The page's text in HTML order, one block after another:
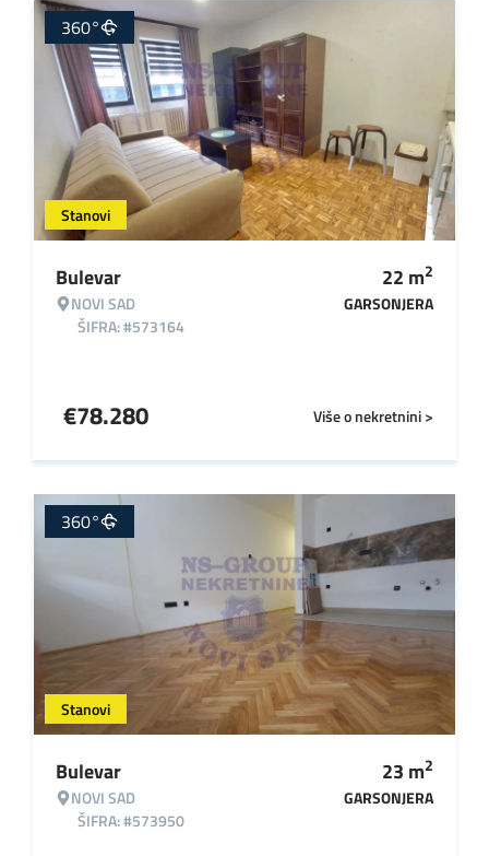
Stanovi
360°
Bulevar
NOVI SAD
ŠIFRA: #573164
22 m2
GARSONJERA
Više o nekretnini >
€78.280
Stanovi
360°
Bulevar
NOVI SAD
ŠIFRA: #573950
23 m2
GARSONJERA